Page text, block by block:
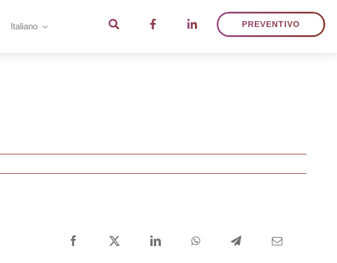
Italiano PREVENTIVO
FacebookX LinkedInWhatsAppTelegramEmail